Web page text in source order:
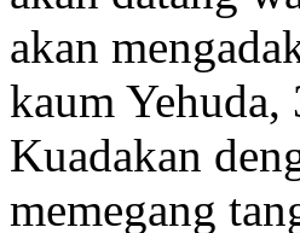
akan
kaum Yehuda,
Kuadakan
memegang